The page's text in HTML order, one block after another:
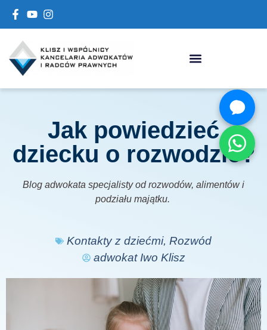
Jak powiedzieć
dziecku o rozwodzie?
Blog adwokata specjalisty od rozwodów, alimentów i
podziału majątku.
Kontakty z dziećmi, Rozwód
adwokat Iwo Klisz